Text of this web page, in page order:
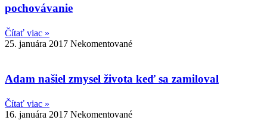
pochovávanie
Čítať viac »
25. januára 2017 Nekomentované
Adam našiel zmysel života keď sa zamiloval
Čítať viac »
16. januára 2017 Nekomentované